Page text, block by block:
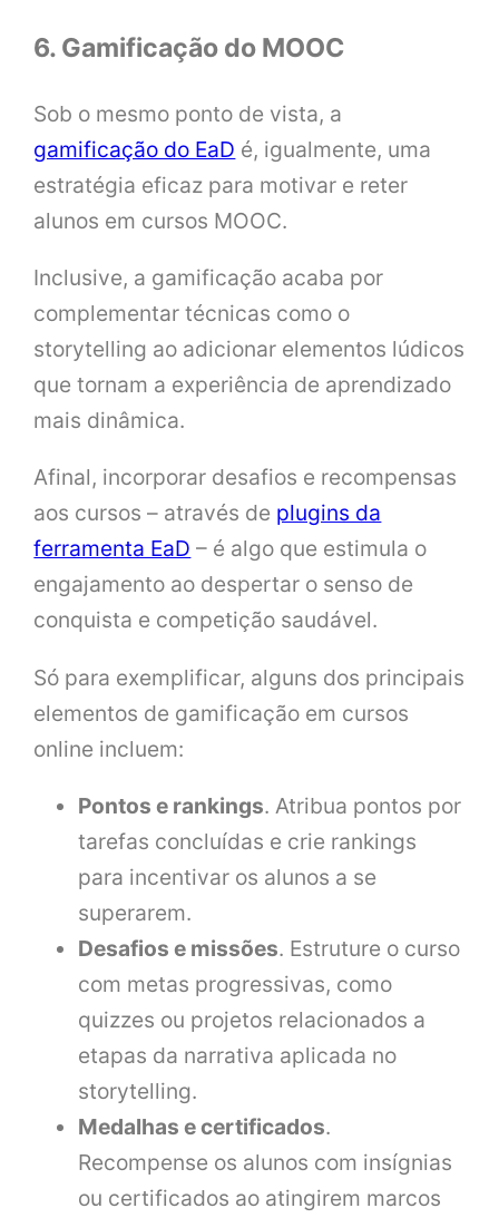
6. Gamificação do MOOC
Sob o mesmo ponto de vista, a
gamificação do EaD é, igualmente, uma
estratégia eficaz para motivar e reter
alunos em cursos MOOC.
Inclusive, a gamificação acaba por
complementar técnicas como o
storytelling ao adicionar elementos lúdicos
que tornam a experiência de aprendizado
mais dinâmica.
Afinal, incorporar desafios e recompensas
aos cursos – através de plugins da
ferramenta EaD – é algo que estimula o
engajamento ao despertar o senso de
conquista e competição saudável.
Só para exemplificar, alguns dos principais
elementos de gamificação em cursos
online incluem:
Pontos e rankings. Atribua pontos por
tarefas concluídas e crie rankings
para incentivar os alunos a se
superarem.
Desafios e missões. Estruture o curso
com metas progressivas, como
quizzes ou projetos relacionados a
etapas da narrativa aplicada no
storytelling.
Medalhas e certificados.
Recompense os alunos com insígnias
ou certificados ao atingirem marcos